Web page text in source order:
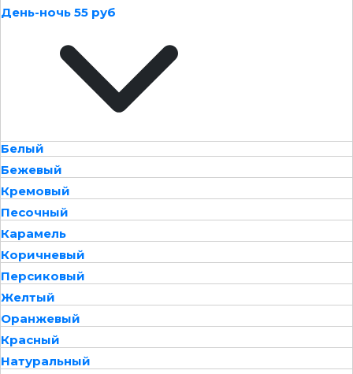
День-ночь 55 руб
Белый
Бежевый
Кремовый
Песочный
Карамель
Коричневый
Персиковый
Желтый
Оранжевый
Красный
Натуральный